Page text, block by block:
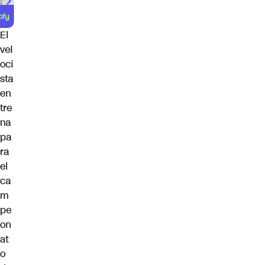
El
vel
oci
sta
en
tre
na
pa
ra
el
ca
m
pe
on
at
o